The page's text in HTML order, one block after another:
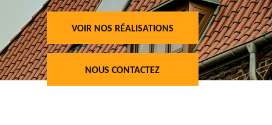
VOIR NOS RÉALISATIONS
NOUS CONTACTEZ